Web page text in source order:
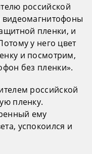
российской
видеомагнитофоны
пленки, и
у него цвет
и посмотрим,
без пленки».
российской
пленку.
ему
успокоился и